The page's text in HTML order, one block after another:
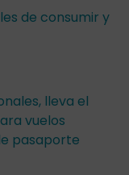
de consumir y
lleva el
vuelos
pasaporte